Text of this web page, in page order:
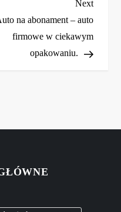
Next
Post
Next
na abonament – auto
firmowe w ciekawym
opakowaniu.